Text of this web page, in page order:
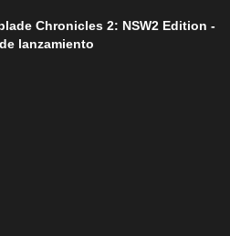
Chronicles 2: NSW2 Edition -
lanzamiento